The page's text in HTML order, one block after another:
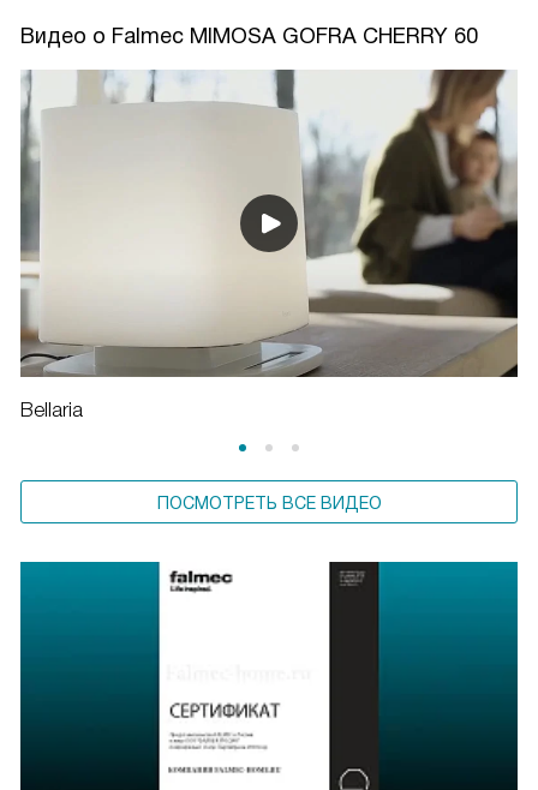
Видео о Falmec MIMOSA GOFRA CHERRY 60
Bellaria
ПОСМОТРЕТЬ ВСЕ ВИДЕО